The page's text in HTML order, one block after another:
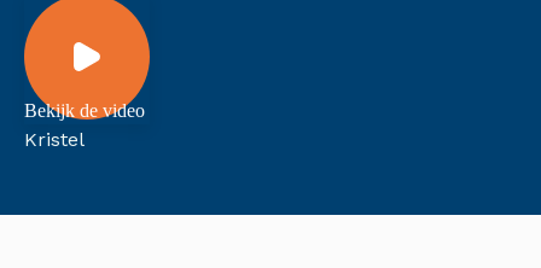
Bekijk de video
Kristel